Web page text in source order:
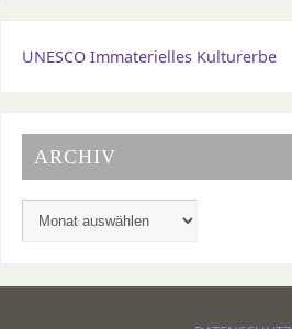
UNESCO Immaterielles Kulturerbe
ARCHIV